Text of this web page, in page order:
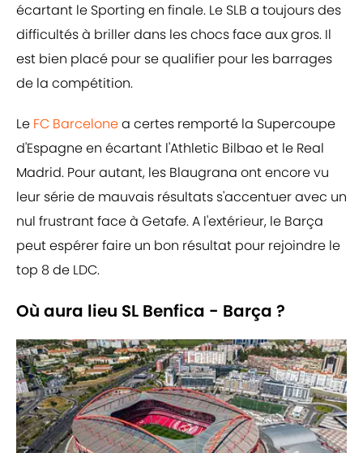
écartant le Sporting en finale. Le SLB a toujours des
difficultés à briller dans les chocs face aux gros. Il
est bien placé pour se qualifier pour les barrages
de la compétition.
Le FC Barcelonea certes remporté la Supercoupe
d'Espagne en écartant l'Athletic Bilbao et le Real
Madrid. Pour autant, les Blaugrana ont encore vu
leur série de mauvais résultats s'accentuer avec un
nul frustrant face à Getafe. A l'extérieur, le Barça
peut espérer faire un bon résultat pour rejoindre le
top 8 de LDC.
Où aura lieu SL Benfica - Barça ?